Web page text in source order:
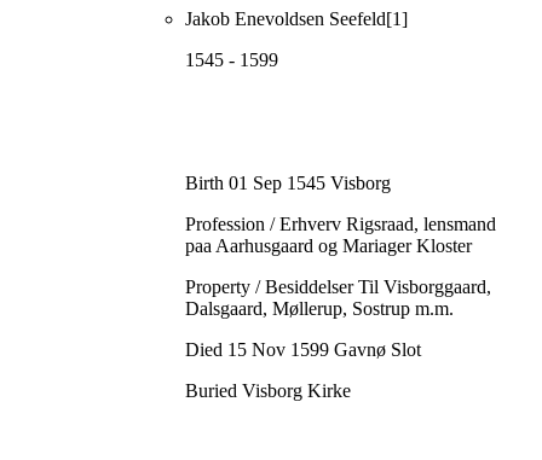
Jakob Enevoldsen Seefeld[1]
1545 - 1599
Birth 01 Sep 1545 Visborg
Profession / Erhverv Rigsraad, lensmand
paa Aarhusgaard og Mariager Kloster
Property / Besiddelser Til Visborggaard,
Dalsgaard, Møllerup, Sostrup m.m.
Died 15 Nov 1599 Gavnø Slot
Buried Visborg Kirke